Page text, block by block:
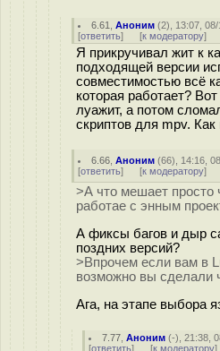
6.61 ,Аноним (2), 13:07, 08/
[ответить] [к модератору]
Я прикручивал жит к
подходящей версии
совместимостью всё
которая работает?
луажит, а потом
скриптов для mpv.
6.66 ,Аноним (66), 14:16,
[ответить] [к модератору]
>А что мешает просто
работае с энным
А фиксы багов и дыр
поздних версий?
>Впрочем если вам в
возможно вы сделали
Ага, на этапе выбора
7.77 ,Аноним (-), 21:38,
[ответить] [к модератору]